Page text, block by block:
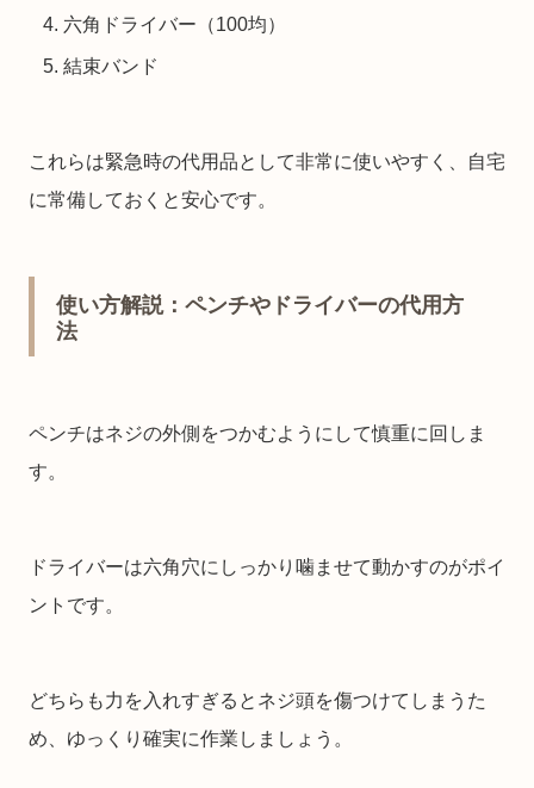
六角ドライバー（100均）
結束バンド
これらは緊急時の代用品として非常に使いやすく、自宅
に常備しておくと安心です。
使い方解説：ペンチやドライバーの代用方
法
ペンチはネジの外側をつかむようにして慎重に回しま
す。
ドライバーは六角穴にしっかり噛ませて動かすのがポイ
ントです。
どちらも力を入れすぎるとネジ頭を傷つけてしまうた
め、ゆっくり確実に作業しましょう。